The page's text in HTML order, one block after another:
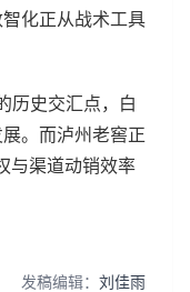
化正从战术工具
历史交汇点，白
。而泸州老窖正
与渠道动销效率
发稿编辑： 刘佳雨